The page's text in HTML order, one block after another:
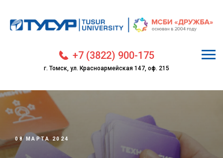
+7 (3822) 900-175
г. Томск, ул. Красноармейская 147, оф. 215
08 МАРТА 2024